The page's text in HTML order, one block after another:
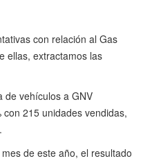
con relación al Gas
ellas, extractamos las
de vehículos a GNV
215 unidades vendidas,
de este año, el resultado